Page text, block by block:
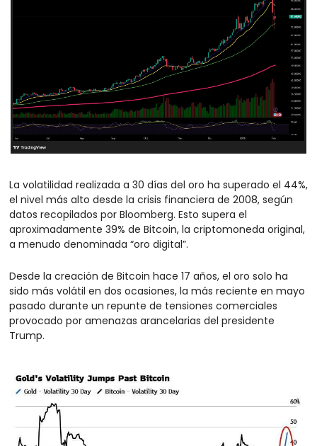
La volatilidad realizada a 30 días del oro ha superado el 44%,
el nivel más alto desde la crisis financiera de 2008, según
datos recopilados por Bloomberg. Esto supera el
aproximadamente 39% de Bitcoin, la criptomoneda original,
a menudo denominada “oro digital”.
Desde la creación de Bitcoin hace 17 años, el oro solo ha
sido más volátil en dos ocasiones, la más reciente en mayo
pasado durante un repunte de tensiones comerciales
provocado por amenazas arancelarias del presidente
Trump.